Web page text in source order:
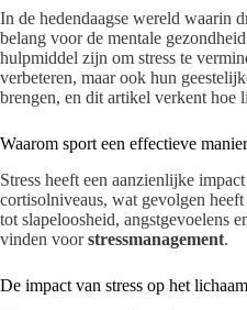
In de hedendaagse wereld waarin
belang voor de mentale
hulpmiddel zijn om stress te
verbeteren, maar ook hun
brengen, en dit artikel verkent hoe
Waarom sport een effectieve
Stress heeft een aanzienlijke
cortisolniveaus, wat gevolgen
tot slapeloosheid, angstgevoelens
vinden voorstressmanagement.
De impact van stress op het lichaam